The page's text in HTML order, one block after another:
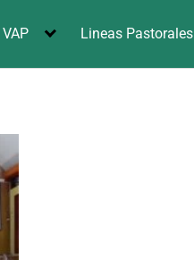
VAP Lineas Pastorales